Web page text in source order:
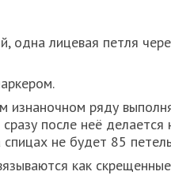
одна лицевая петля
изнаночном ряду
после неё делается
не будет 85
как